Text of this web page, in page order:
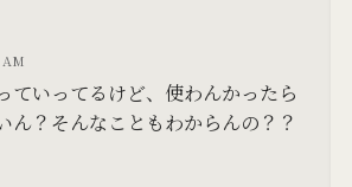
AM
ていってるけど、使わんかったら
ん？そんなこともわからんの？？